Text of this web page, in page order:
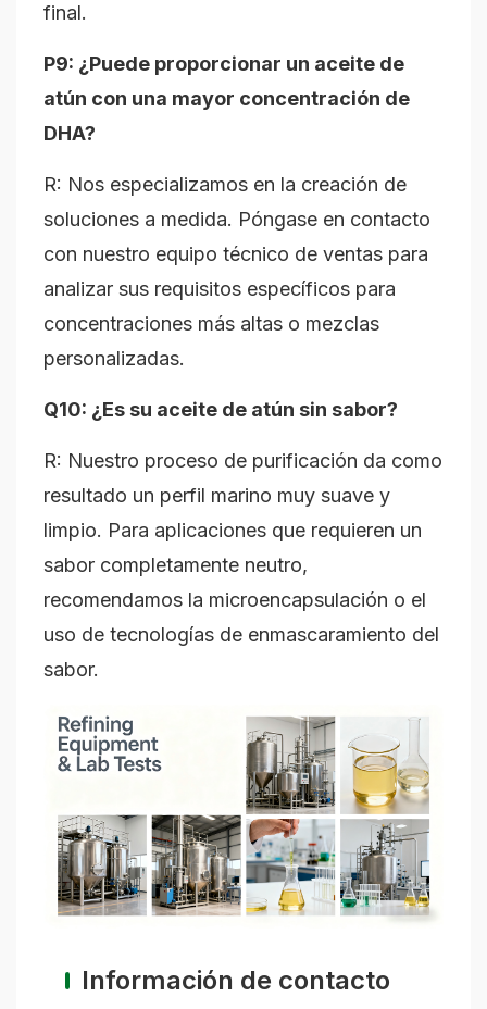
final.
P9: ¿Puede proporcionar un aceite de
atún con una mayor concentración de
DHA?
R: Nos especializamos en la creación de
soluciones a medida. Póngase en contacto
con nuestro equipo técnico de ventas para
analizar sus requisitos específicos para
concentraciones más altas o mezclas
personalizadas.
Q10: ¿Es su aceite de atún sin sabor?
R: Nuestro proceso de purificación da como
resultado un perfil marino muy suave y
limpio. Para aplicaciones que requieren un
sabor completamente neutro,
recomendamos la microencapsulación o el
uso de tecnologías de enmascaramiento del
sabor.
Información de contacto